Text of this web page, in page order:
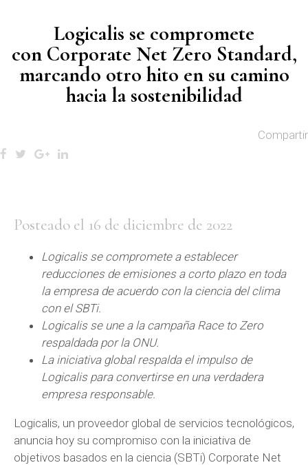
Logicalis se compromete
con Corporate Net Zero Standard,
marcando otro hito en su camino
hacia la sostenibilidad
Compartir
Posteado el 16 de diciembre de 2022
Logicalis se compromete a establecer
reducciones de emisiones a corto plazo en toda
la empresa de acuerdo con la ciencia del clima
con el SBTi.
Logicalis se une a la campaña Race to Zero
respaldada por la ONU.
La iniciativa global respalda el impulso de
Logicalis para convertirse en una verdadera
empresa responsable.
Logicalis, un proveedor global de servicios tecnológicos,
anuncia hoy su compromiso con la iniciativa de
objetivos basados en la ciencia (SBTi) Corporate Net